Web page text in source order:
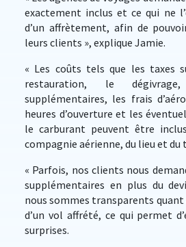
exactement inclus et ce qui ne
d’un affrètement, afin de
leurs clients », explique Jamie.
« Les coûts tels que les taxes
restauration, le
supplémentaires, les frais
heures d’ouverture et les
le carburant peuvent être
compagnie aérienne, du lieu et du
« Parfois, nos clients nous
supplémentaires en plus du
nous sommes transparents
d’un vol affrété, ce qui permet
surprises.